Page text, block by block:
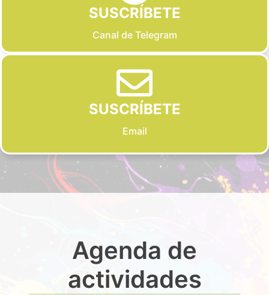
SUSCRÍBETE
Canal de Telegram
SUSCRÍBETE
Email
Agenda de
actividades